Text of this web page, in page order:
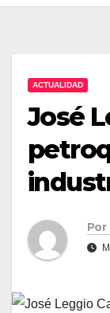
ACTUALIDAD
José
Por